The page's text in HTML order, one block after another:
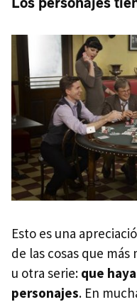
Esto es una
de las cosas que
u otra serie: que
personajes. En